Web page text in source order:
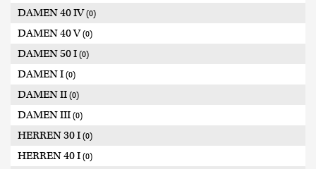
DAMEN 40 IV(0)
DAMEN 40 V(0)
DAMEN 50 I (0)
DAMEN I (0)
DAMEN II (0)
DAMEN III (0)
HERREN 30 I (0)
HERREN 40 I (0)